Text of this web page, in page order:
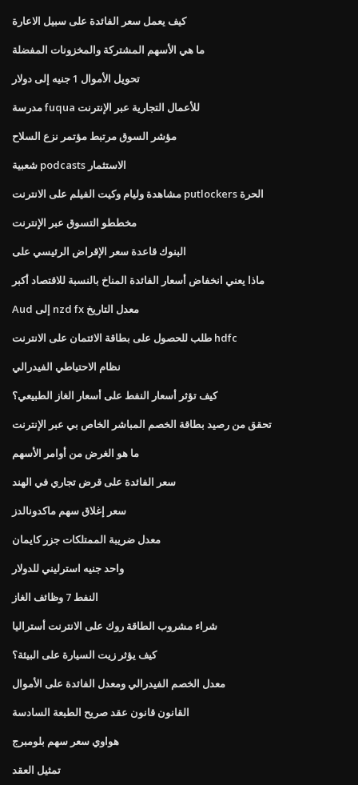
كيف يعمل سعر الفائدة على سبيل الاعارة
ما هي الأسهم المشتركة والمخزونات المفضلة
تحويل الأموال 1 جنيه إلى دولار
مدرسة fuqua للأعمال التجارية عبر الإنترنت
مؤشر السوق مرتبط مؤتمر نزع السلاح
شعبية podcasts الاستثمار
مشاهدة وليام وكيت الفيلم على الانترنت putlockers الحرة
مخططو التسوق عبر الإنترنت
البنوك قاعدة سعر الإقراض الرئيسي على
ماذا يعني انخفاض أسعار الفائدة المناخ بالنسبة للاقتصاد أكبر
Aud إلى nzd fx معدل التاريخ
طلب للحصول على بطاقة الائتمان على الانترنت hdfc
نظام الاحتياطي الفيدرالي
كيف تؤثر أسعار النفط على أسعار الغاز الطبيعي؟
تحقق من رصيد بطاقة الخصم المباشر الخاص بي عبر الإنترنت
ما هو الغرض من أوامر الأسهم
سعر الفائدة على قرض تجاري في الهند
سعر إغلاق سهم ماكدونالدز
معدل ضريبة الممتلكات جزر كايمان
واحد جنيه استرليني للدولار
النفط 7 وظائف الغاز
شراء مشروب الطاقة روك على الانترنت أستراليا
كيف يؤثر زيت السيارة على البيئة؟
معدل الخصم الفيدرالي ومعدل الفائدة على الأموال
القانون قانون عقد صريح الطبعة السادسة
هواوي سعر سهم بلومبرج
تمثيل العقد